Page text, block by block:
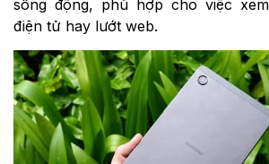
sống động, phù hợp cho việc
điện tử hay lướt web.